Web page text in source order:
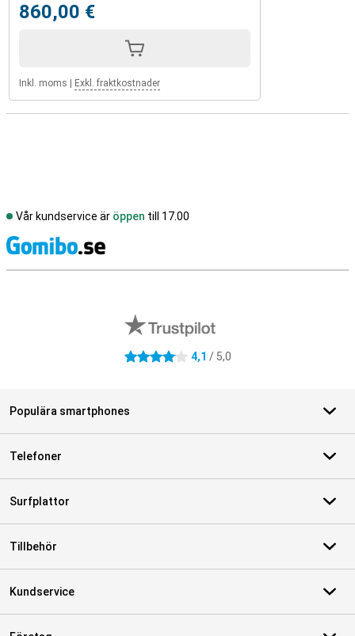
860,00 €
Inkl. moms Exkl. fraktkostnader
Vår kundservice är öppen till 17.00
4.1 stjärnor 4,1 / 5,0
Populära smartphones
Telefoner
Surfplattor
Tillbehör
Kundservice